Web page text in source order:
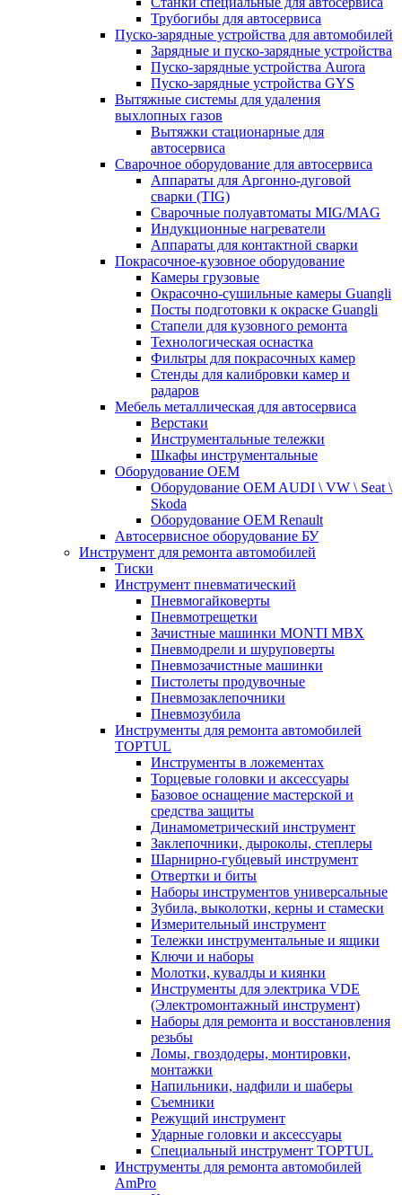
Трубогибы для автосервиса
Пуско-зарядные устройства для автомобилей
Зарядные и пуско-зарядные устройства
Пуско-зарядные устройства Aurora
Пуско-зарядные устройства GYS
Вытяжные системы для удаления
выхлопных газов
Вытяжки стационарные для
автосервиса
Сварочное оборудование для автосервиса
Аппараты для Аргонно-дуговой
сварки (TIG)
Сварочные полуавтоматы MIG/MAG
Индукционные нагреватели
Аппараты для контактной сварки
Покрасочное-кузовное оборудование
Камеры грузовые
Окрасочно-сушильные камеры Guangli
Посты подготовки к окраске Guangli
Стапели для кузовного ремонта
Технологическая оснастка
Фильтры для покрасочных камер
Стенды для калибровки камер и
радаров
Мебель металлическая для автосервиса
Верстаки
Инструментальные тележки
Шкафы инструментальные
Оборудование OEM
Оборудование OEM AUDI \ VW \ Seat \
Skoda
Оборудование OEM Renault
Автосервисное оборудование БУ
Инструмент для ремонта автомобилей
Тиски
Инструмент пневматический
Пневмогайковерты
Пневмотрещетки
Зачистные машинки MONTI MBX
Пневмодрели и шуруповерты
Пневмозачистные машинки
Пистолеты продувочные
Пневмозаклепочники
Пневмозубила
Инструменты для ремонта автомобилей
TOPTUL
Инструменты в ложементах
Торцевые головки и аксессуары
Базовое оснащение мастерской и
средства защиты
Динамометрический инструмент
Заклепочники, дыроколы, степлеры
Шарнирно-губцевый инструмент
Отвертки и биты
Наборы инструментов универсальные
Зубила, выколотки, керны и стамески
Измерительный инструмент
Тележки инструментальные и ящики
Ключи и наборы
Молотки, кувалды и киянки
Инструменты для электрика VDE
(Электромонтажный инструмент)
Наборы для ремонта и восстановления
резьбы
Ломы, гвоздодеры, монтировки,
монтажки
Напильники, надфили и шаберы
Съемники
Режущий инструмент
Ударные головки и аксессуары
Специальный инструмент TOPTUL
Инструменты для ремонта автомобилей
AmPro